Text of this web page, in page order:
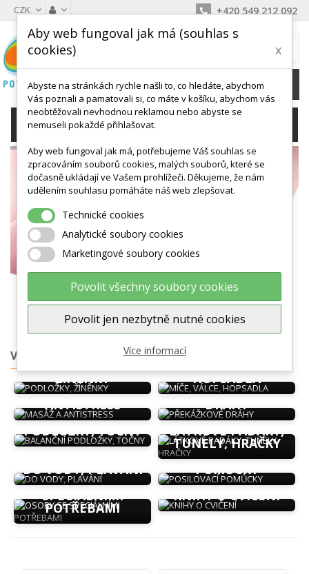
CZK +420 549 212 092
0 Kč
KATEGORIE
MOLITANOVÉ SESTAVY
A VELKÉ PĚNOVÉ
KOSTKY
VYBERTE SI OBLAST CVIČENÍ
ŽÍNĚNKY
HOPSADLA
MASÁŽ A
ANTISTRESS
PŘEKÁŽKOVÉ
DRÁHY
BALANČNÍ
PODLOŽKY, TOČNY LÁTKOVÉ PADÁKY,
TUNELY, HRAČKY
DO VODY, PLAVÁNÍ
POSILOVACÍ
POMŮCKY
OSOBY SE
SPECIÁLNÍMI
POTŘEBAMI
KNIHY O CVIČENÍ
Aby web fungoval jak má (souhlas s
cookies)
x
Abyste na stránkách rychle našli to, co hledáte, abychom
Vás poznali a pamatovali si, co máte v košíku, abychom vás
neobtěžovali nevhodnou reklamou nebo abyste se
nemuseli pokaždé přihlašovat.
Aby web fungoval jak má, potřebujeme Váš souhlas se
zpracováním souborů cookies, malých souborů, které se
dočasně ukládají ve Vašem prohlížeči. Děkujeme, že nám
udělením souhlasu pomáháte náš web zlepšovat.
Technické cookies
Analytické soubory cookies
Marketingové soubory cookies
Povolit všechny soubory cookies
Povolit jen nezbytně nutné cookies
Více informací